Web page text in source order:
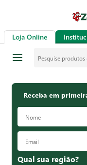
Loja Online
Receba em
Qual sua região?